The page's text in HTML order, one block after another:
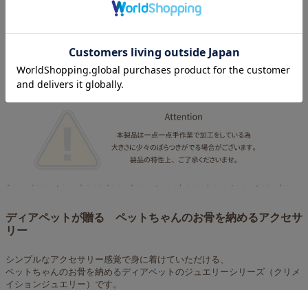
ディアペットが贈る ペットちゃんのお骨を納めるアクセサ
リー
シンプルなアクセサリー感覚で身に着けていただける、
ペットちゃんのお骨を納めるディアペットのジュエリーシリーズ（クリメ
イションジュエリー）です。